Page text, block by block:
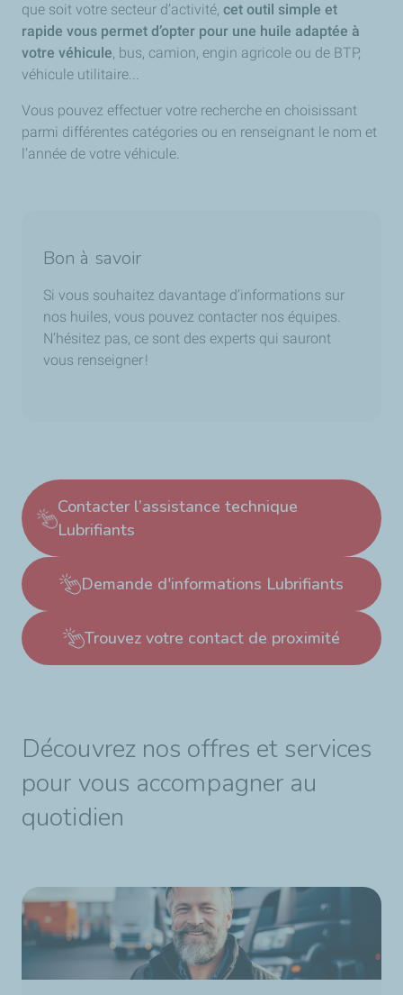
que soit votre secteur d’activité, cet outil simple et
rapide vous permet d’opter pour une huile adaptée à
votre véhicule, bus, camion, engin agricole ou de BTP,
véhicule utilitaire...
Vous pouvez effectuer votre recherche en choisissant
parmi différentes catégories ou en renseignant le nom et
l’année de votre véhicule.
Bon à savoir
Si vous souhaitez davantage d’informations sur
nos huiles, vous pouvez contacter nos équipes.
N’hésitez pas, ce sont des experts qui sauront
vous renseigner !
Contacter l’assistance technique
Lubrifiants
Demande d'informations Lubrifiants
Trouvez votre contact de proximité
Découvrez nos offres et services
pour vous accompagner au
quotidien